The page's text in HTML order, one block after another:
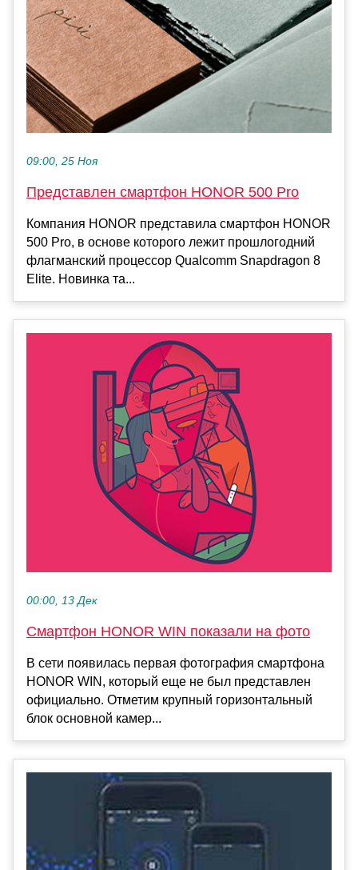
09:00, 25 Ноя
Представлен смартфон HONOR 500 Pro
Компания HONOR представила смартфон HONOR
500 Pro, в основе которого лежит прошлогодний
флагманский процессор Qualcomm Snapdragon 8
Elite. Новинка та...
00:00, 13 Дек
Смартфон HONOR WIN показали на фото
В сети появилась первая фотография смартфона
HONOR WIN, который еще не был представлен
официально. Отметим крупный горизонтальный
блок основной камер...